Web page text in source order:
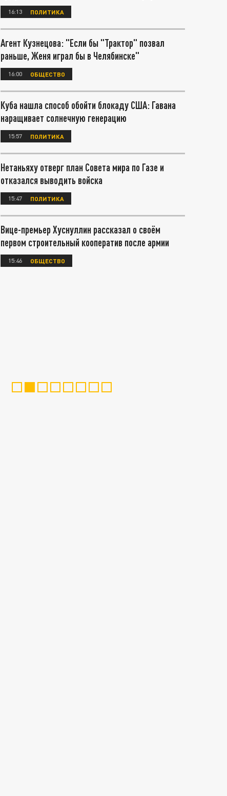
16:13 ПОЛИТИКА
Агент Кузнецова: "Если бы "Трактор" позвал
раньше, Женя играл бы в Челябинске"
16:00 ОБЩЕСТВО
Куба нашла способ обойти блокаду США: Гавана
наращивает солнечную генерацию
15:57 ПОЛИТИКА
Нетаньяху отверг план Совета мира по Газе и
отказался выводить войска
15:47 ПОЛИТИКА
Вице-премьер Хуснуллин рассказал о своём
первом строительный кооператив после армии
15:46 ОБЩЕСТВО